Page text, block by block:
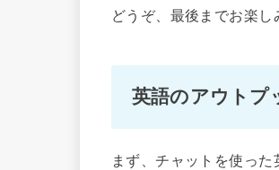
どうぞ、最後までお楽し
英語のアウトプ
まず、チャットを使っ